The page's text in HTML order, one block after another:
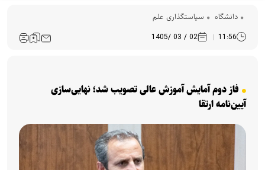
دانشگاه سیاستگذاری علم
11:56
02 / 03 /1405
فاز دوم آمایش آموزش عالی تصویب شد؛ نهایی‌سازی
آیین‌نامه ارتقا